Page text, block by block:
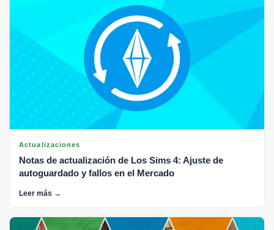
Actualizaciones
Notas de actualización de Los Sims 4: Ajuste de
autoguardado y fallos en el Mercado
Leer más →